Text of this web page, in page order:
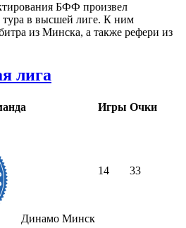
БФФ произвел
тура в высшей лиге. К ним
из Минска, а также рефери из
лига
Игры Очки
Динамо Минск
14 33